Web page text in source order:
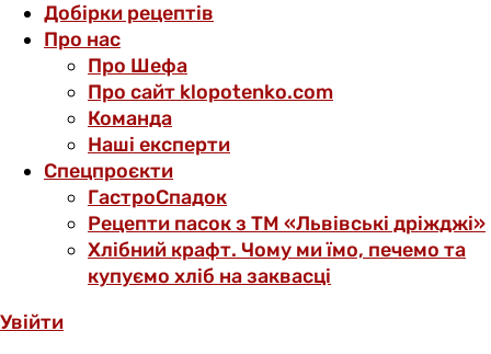
Добірки рецептів
Про нас
Про Шефа
Про сайт klopotenko.com
Команда
Наші експерти
Спецпроєкти
ГастроСпадок
Рецепти пасок з ТМ «Львівські дріжджі»
Хлібний крафт. Чому ми їмо, печемо та
купуємо хліб на заквасці
Увійти